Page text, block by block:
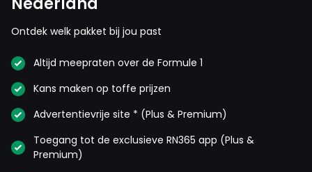
Ontdek welk pakket bij jou past
Altijd meepraten over de Formule 1
Kans maken op toffe prijzen
Advertentievrije site * (Plus & Premium)
Toegang tot de exclusieve RN365 app (Plus &
Premium)